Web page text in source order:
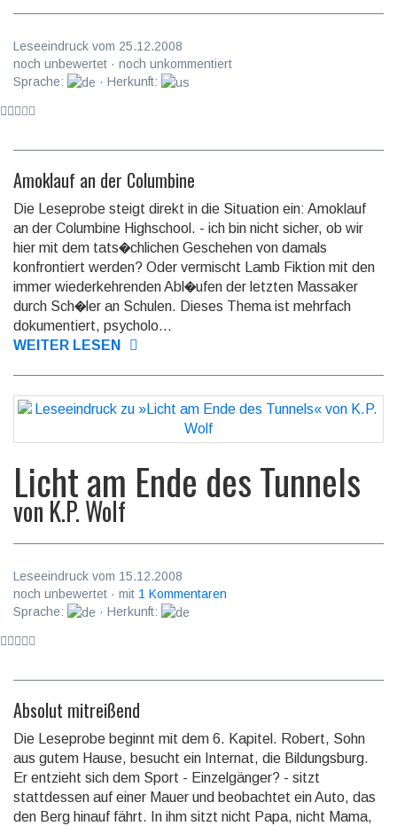
Leseeindruck vom 25.12.2008
noch unbewertet · noch unkommentiert
Sprache:
· Herkunft:
Amoklauf an der Columbine
Die Leseprobe steigt direkt in die Situation ein: Amoklauf
an der Columbine Highschool. - ich bin nicht sicher, ob wir
hier mit dem tats�chlichen Geschehen von damals
konfrontiert werden? Oder vermischt Lamb Fiktion mit den
immer wiederkehrenden Abl�ufen der letzten Massaker
durch Sch�ler an Schulen. Dieses Thema ist mehrfach
dokumentiert, psycholo...
WEITER LESEN
Licht am Ende des Tunnels
von K.P. Wolf
Leseeindruck vom 15.12.2008
noch unbewertet · mit 1 Kommentaren
Sprache:
· Herkunft:
Absolut mitreißend
Die Leseprobe beginnt mit dem 6. Kapitel. Robert, Sohn
aus gutem Hause, besucht ein Internat, die Bildungsburg.
Er entzieht sich dem Sport - Ein­zel­gänger? - sitzt
stattdessen auf einer Mauer und beobachtet ein Auto, das
den Berg hinauf fährt. In ihm sitzt nicht Papa, nicht Mama,